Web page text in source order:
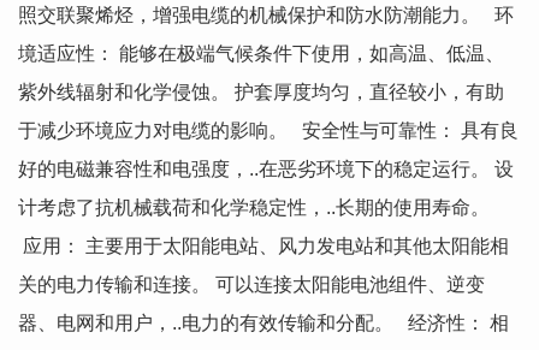
照交联聚烯烃，增强电缆的机械保护和防水防潮能力。 环
境适应性： 能够在极端气候条件下使用，如高温、低温、
紫外线辐射和化学侵蚀。 护套厚度均匀，直径较小，有助
于减少环境应力对电缆的影响。 安全性与可靠性： 具有良
好的电磁兼容性和电强度，..在恶劣环境下的稳定运行。 设
计考虑了抗机械载荷和化学稳定性，..长期的使用寿命。
应用： 主要用于太阳能电站、风力发电站和其他太阳能相
关的电力传输和连接。 可以连接太阳能电池组件、逆变
器、电网和用户，..电力的有效传输和分配。 经济性： 相